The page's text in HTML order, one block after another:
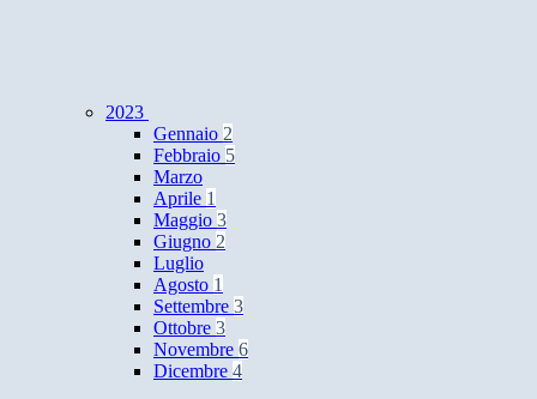
2023
Gennaio 2
Febbraio 5
Marzo
Aprile 1
Maggio 3
Giugno 2
Luglio
Agosto 1
Settembre 3
Ottobre 3
Novembre 6
Dicembre 4